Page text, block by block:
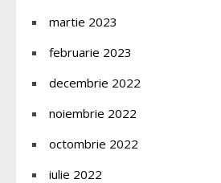
martie 2023
februarie 2023
decembrie 2022
noiembrie 2022
octombrie 2022
iulie 2022